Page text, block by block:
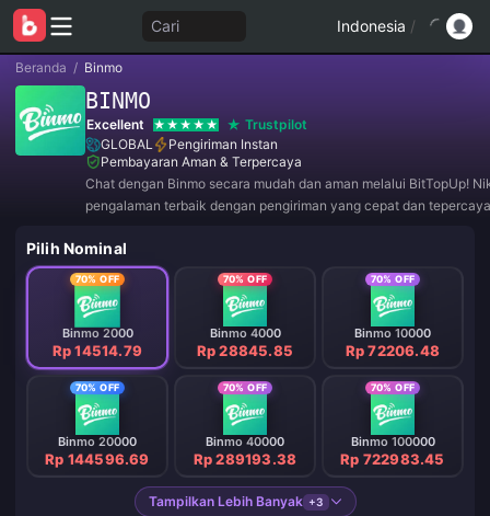
Cari Indonesia /
Beranda / Binmo
BINMO
Excellent
Trustpilot
GLOBAL
Pengiriman Instan
Pembayaran Aman & Terpercaya
Chat dengan Binmo secara mudah dan aman melalui BitTopUp!
pengalaman terbaik dengan pengiriman yang cepat dan
menarik! ✨
Pilih Nominal
70% OFF
Binmo 2000
Rp 14514.79
70% OFF
Binmo 4000
Rp 28845.85
70% OFF
Binmo 10000
Rp 72206.48
70% OFF
Binmo 20000
Rp 144596.69
70% OFF
Binmo 40000
Rp 289193.38
70% OFF
Binmo 100000
Rp 722983.45
Tampilkan Lebih Banyak +3